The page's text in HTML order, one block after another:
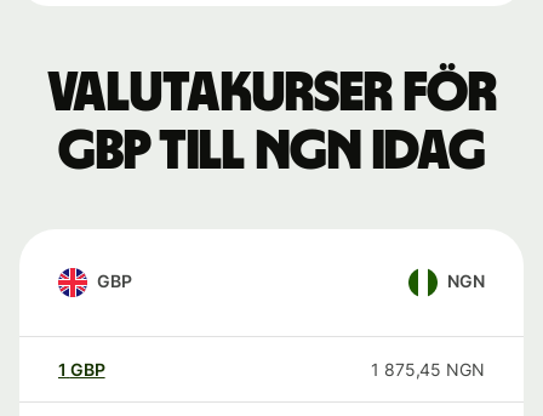
Valutakurser för
GBP till NGN idag
GBP NGN
1 GBP 1 875,45 NGN